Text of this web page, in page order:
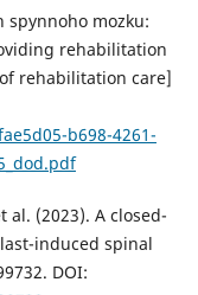
mozku:
rehabilitation
rehabilitation care]
b698-4261-
al. (2023). A closed-
induced spinal
DOI: